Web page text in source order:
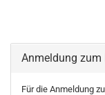
Anmeldung zum
Für die Anmeldung